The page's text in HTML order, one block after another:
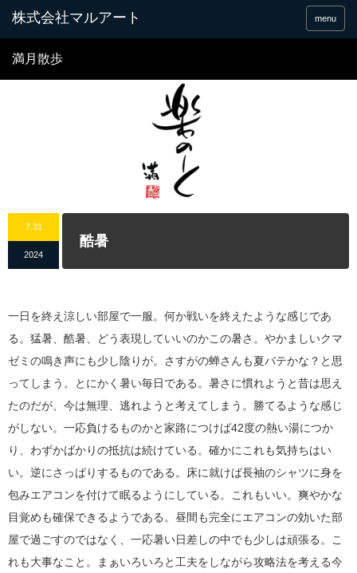
menu
満月散歩
7.31
2024
酷暑
一日を終え涼しい部屋で一服。何か戦いを終えたような感じであ
る。猛暑、酷暑、どう表現していいのかこの暑さ。やかましいクマ
ゼミの鳴き声にも少し陰りが。さすがの蝉さんも夏バテかな？と思
ってしまう。とにかく暑い毎日である。暑さに慣れようと昔は思え
たのだが、今は無理、逃れようと考えてしまう。勝てるような感じ
がしない。一応負けるものかと家路につけば42度の熱い湯につか
り、わずかばかりの抵抗は続けている。確かにこれも気持ちはい
い。逆にさっぱりするものである。床に就けば長袖のシャツに身を
包みエアコンを付けて眠るようにしている。これもいい。爽やかな
目覚めも確保できるようである。昼間も完全にエアコンの効いた部
屋で過ごすのではなく、一応暑い日差しの中でも少しは頑張る。こ
れも大事なこと。まぁいろいろと工夫をしながら攻略法を考える今